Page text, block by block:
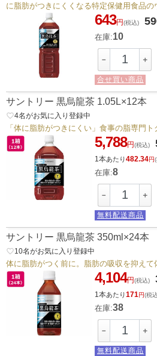
に脂肪がつきにくくなる特定保健用食品の
643円(税込)
在庫:10
－ ＋
合せ買い商品
サントリー 黒烏龍茶 1.05L×12本
favorite_border4名がお気に入り登録中
「体に脂肪がつきにくい」食事の脂専門ト
5,788円(税込)
1本あたり482.34円
在庫:8
－ ＋
無料配送商品
サントリー 黒烏龍茶 350ml×24本
favorite_border10名がお気に入り登録中
体に脂肪がつく前に。脂肪の吸収を抑えて
4,104円(税込)
1本あたり171円(税
在庫:38
－ ＋
無料配送商品